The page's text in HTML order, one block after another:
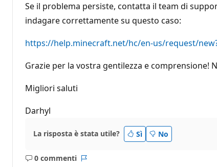
n
Se il problema persiste, contatta il team di
indagare correttamente su questo caso:
https://help.minecraft.net/hc/en-us/request/
Grazie per la vostra gentilezza e comprensione!
Migliori saluti
Darhyl
La risposta è stata utile? Sì No
0 commenti
Nessun